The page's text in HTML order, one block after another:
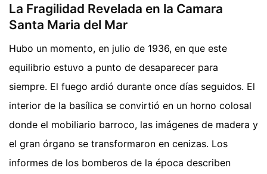
La Fragilidad Revelada en la Camara
Santa Maria del Mar
Hubo un momento, en julio de 1936, en que este
equilibrio estuvo a punto de desaparecer para
siempre. El fuego ardió durante once días seguidos. El
interior de la basílica se convirtió en un horno colosal
donde el mobiliario barroco, las imágenes de madera y
el gran órgano se transformaron en cenizas. Los
informes de los bomberos de la época describen